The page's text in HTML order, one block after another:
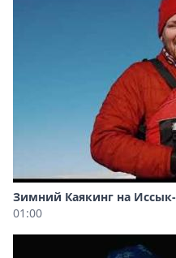
Зимний Каякинг на
01:00